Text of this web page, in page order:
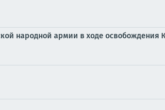
народной армии в ходе освобождения